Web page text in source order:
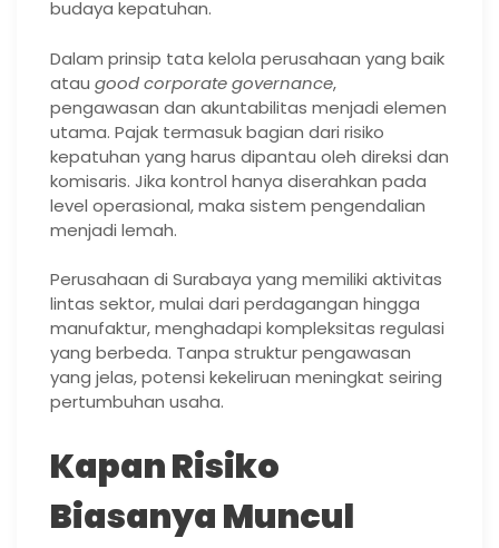
budaya kepatuhan.
Dalam prinsip tata kelola perusahaan yang baik
atau good corporate governance,
pengawasan dan akuntabilitas menjadi elemen
utama. Pajak termasuk bagian dari risiko
kepatuhan yang harus dipantau oleh direksi dan
komisaris. Jika kontrol hanya diserahkan pada
level operasional, maka sistem pengendalian
menjadi lemah.
Perusahaan di Surabaya yang memiliki aktivitas
lintas sektor, mulai dari perdagangan hingga
manufaktur, menghadapi kompleksitas regulasi
yang berbeda. Tanpa struktur pengawasan
yang jelas, potensi kekeliruan meningkat seiring
pertumbuhan usaha.
Kapan Risiko
Biasanya Muncul